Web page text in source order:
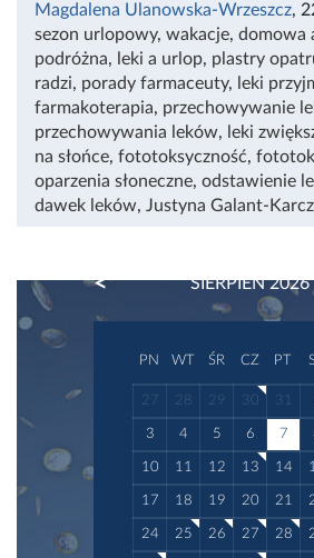
Magdalena Ulanowska-Wrzeszcz,
sezon urlopowy, wakacje, domowa
podróżna, leki a urlop, plastry
radzi, porady farmaceuty, leki
farmakoterapia, przechowywanie
przechowywania leków, leki
na słońce, fototoksyczność,
oparzenia słoneczne, odstawienie
dawek leków, Justyna Galant-
SIERPIEŃ 2026
PREVIOUS
PN WT ŚR CZ PT
27 28 29 30 31
3 4 5 6 7
10 11 12 13 14
17 18 19 20 21
24 25 26 27 28